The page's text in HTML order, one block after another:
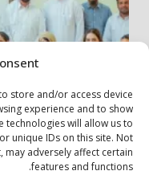
store and/or access device
experience and to show
technologies will allow us to
unique IDs on this site. Not
may adversely affect certain
features and functions.
أخبار المجتمع مجتمعي
الشارقة لإدارة الأصول